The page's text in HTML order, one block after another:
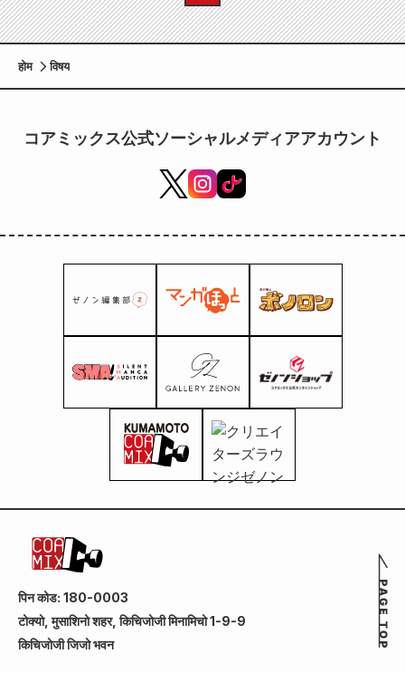
होम विषय
コアミックス公式ソーシャルメディアアカウント
पिन कोड: 180-0003
टोक्यो, मुसाशिनो शहर, किचिजोजी मिनामिचो 1-9-9
किचिजोजी जिजो भवन